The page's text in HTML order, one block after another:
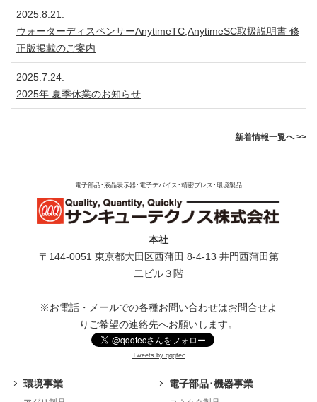
2025.8.21.
ウォーターディスペンサーAnytimeTC,AnytimeSC取扱説明書 修
正版掲載のご案内
2025.7.24.
2025年 夏季休業のお知らせ
新着情報一覧へ >>
電子部品･液晶表示器･電子デバイス･精密プレス･環境製品
本社
〒144-0051 東京都⼤⽥区⻄蒲⽥ 8-4-13 井⾨⻄蒲⽥第
⼆ビル３階
※お電話・メールでの各種お問い合わせはお問合せよ
りご希望の連絡先へお願いします。
Tweets by qqqtec
環境事業 電子部品･機器事業